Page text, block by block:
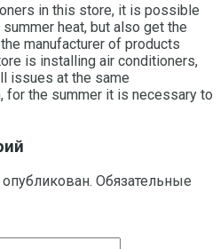
in this store, it is possible
heat, but also get the
manufacturer of products
is installing air conditioners,
issues at the same
for the summer it is necessary to
Обязательные